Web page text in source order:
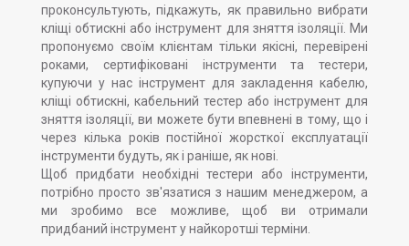
проконсультують, підкажуть, як правильно вибрати
кліщі обтискні або інструмент для зняття ізоляції. Ми
пропонуємо своїм клієнтам тільки якісні, перевірені
роками, сертифіковані інструменти та тестери,
купуючи у нас інструмент для закладення кабелю,
кліщі обтискні, кабельний тестер або інструмент для
зняття ізоляції, ви можете бути впевнені в тому, що і
через кілька років постійної жорсткої експлуатації
інструменти будуть, як і раніше, як нові.
Щоб придбати необхідні тестери або інструменти,
потрібно просто зв'язатися з нашим менеджером, а
ми зробимо все можливе, щоб ви отримали
придбаний інструмент у найкоротші терміни.